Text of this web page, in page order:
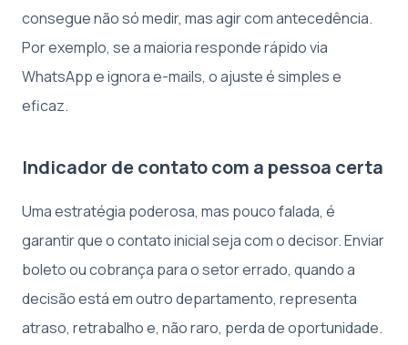
consegue não só medir, mas agir com antecedência.
Por exemplo, se a maioria responde rápido via
WhatsApp e ignora e-mails, o ajuste é simples e
eficaz.
Indicador de contato com a pessoa certa
Uma estratégia poderosa, mas pouco falada, é
garantir que o contato inicial seja com o decisor. Enviar
boleto ou cobrança para o setor errado, quando a
decisão está em outro departamento, representa
atraso, retrabalho e, não raro, perda de oportunidade.